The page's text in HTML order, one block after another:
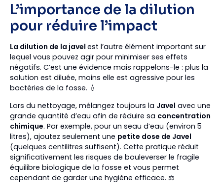
L’importance de la dilution
pour réduire l’impact
La dilution de la javel est l’autre élément important sur
lequel vous pouvez agir pour minimiser ses effets
négatifs. C’est une évidence mais rappelons-le : plus la
solution est diluée, moins elle est agressive pour les
bactéries de la fosse. 💧
Lors du nettoyage, mélangez toujours la Javel avec une
grande quantité d’eau afin de réduire sa concentration
chimique. Par exemple, pour un seau d’eau (environ 5
litres), ajoutez seulement une petite dose de Javel
(quelques centilitres suffisent). Cette pratique réduit
significativement les risques de bouleverser le fragile
équilibre biologique de la fosse et vous permet
cependant de garder une hygiène efficace. ⚖️